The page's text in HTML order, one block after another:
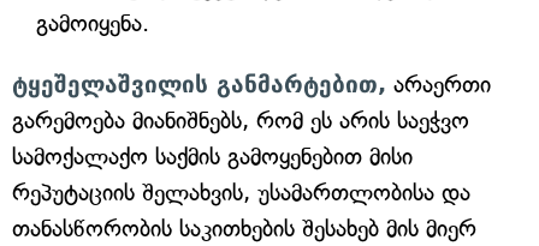
გამოიყენა.
ტყეშელაშვილის განმარტებით, არაერთი
გარემოება მიანიშნებს, რომ ეს არის საეჭვო
სამოქალაქო საქმის გამოყენებით მისი
რეპუტაციის შელახვის, უსამართლობისა და
თანასწორობის საკითხების შესახებ მის მიერ